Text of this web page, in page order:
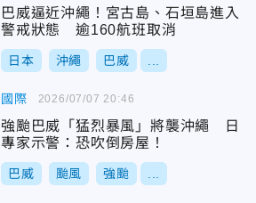
巴威逼近沖繩！宮古島、石垣島進入
警戒狀態 逾160航班取消
日本 沖繩 巴威
國際
強颱巴威「猛烈暴風」將襲沖繩 日
專家示警：恐吹倒房屋！
巴威 颱風 強颱
2026/07/07 20:46